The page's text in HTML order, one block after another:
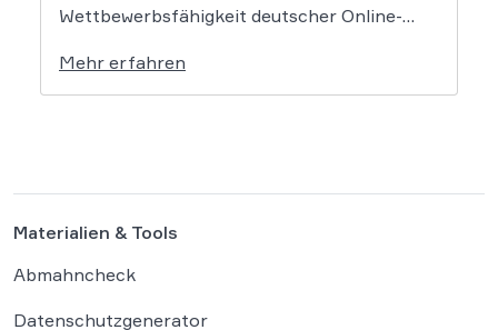
Wettbewerbsfähigkeit deutscher Online-
Händlerbundes belegt, dass nahezu alle
befragten Unternehmen unter der
wahrgenommen. Der Online-Handel sieht
sich mit einer […]
Mehr erfahren
Materialien & Tools
Abmahncheck
Datenschutzgenerator